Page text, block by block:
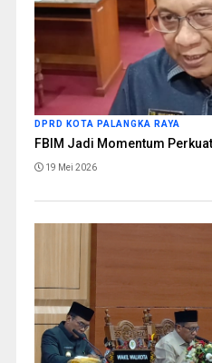
DPRD KOTA PALANGKA RAYA
FBIM Jadi Momentum
19 Mei 2026